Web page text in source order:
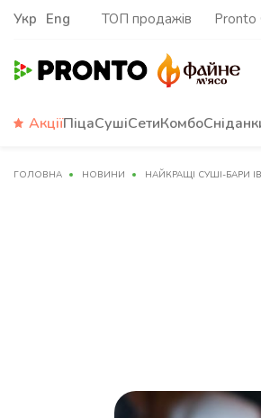
Укр Eng ТОП продажів Pronto
АкціїПіцаСушіСетиКомбо
ГОЛОВНА НОВИНИ НАЙКРАЩІ СУШІ-БАРИ